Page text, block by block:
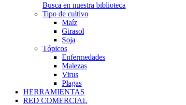
Busca en nuestra biblioteca
Tipo de cultivo
Maíz
Girasol
Soja
Tópicos
Enfermedades
Malezas
Virus
Plagas
HERRAMIENTAS
RED COMERCIAL